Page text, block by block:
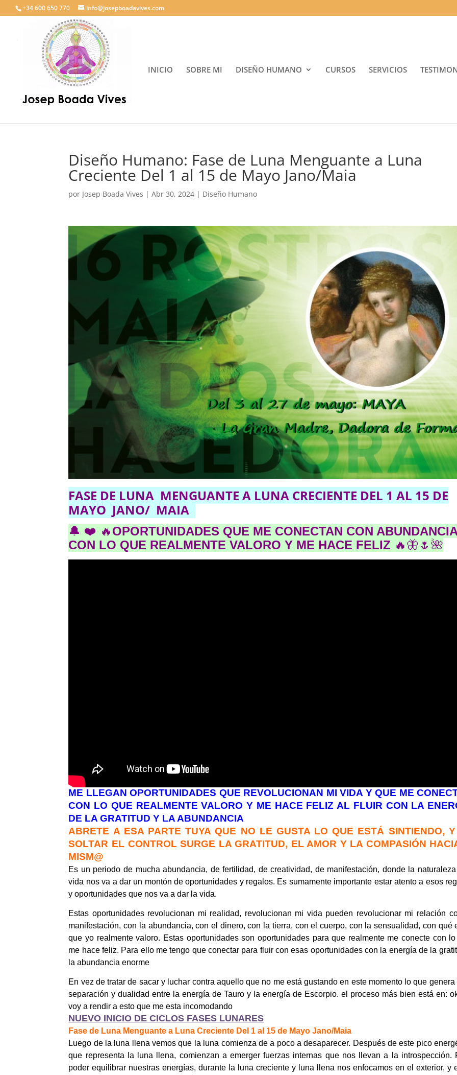
+34 600 650 770 info@josepboadavives.com
INICIO SOBRE MI DISEÑO HUMANO CURSOS SERVICIOS
Diseño Humano: Fase de Luna Menguante a Luna
Creciente Del 1 al 15 de Mayo Jano/Maia
por Josep Boada Vives |Abr 30, 2024 | Diseño Humano
FASE DE LUNA MENGUANTEA LUNA CRECIENTE DEL 1 AL 15 DE
MAYO JANO/ MAIA
🔔 ❤️ 🔥OPORTUNIDADES QUE ME CONECTAN CON
CON LO QUE REALMENTE VALORO Y ME HACE FELIZ 🔥🦋🌷🌺
ME LLEGAN OPORTUNIDADES QUE REVOLUCIONAN MI VIDA Y QUE ME
CON LO QUE REALMENTE VALORO Y ME HACE FELIZ AL FLUIR CON LA
DE LA GRATITUD Y LA ABUNDANCIA
ABRETE A ESA PARTE TUYA QUE NO LE GUSTA LO QUE ESTÁ SINTIENDO,
SOLTAR EL CONTROL SURGE LA GRATITUD, EL AMOR Y LA COMPASIÓN
MISM@
Es un periodo de mucha abundancia, de fertilidad, de creatividad, de manifestación, donde la
vida nos va a dar un montón de oportunidades y regalos. Es sumamente importante estar atento a esos
y oportunidades que nos va a dar la vida.
Estas oportunidades revolucionan mi realidad, revolucionan mi vida pueden revolucionar mi relación
manifestación, con la abundancia, con el dinero, con la tierra, con el cuerpo, con la sensualidad, con qué
que yo realmente valoro. Estas oportunidades son oportunidades para que realmente me conecte con
me hace feliz. Para ello me tengo que conectar para fluir con esas oportunidades con la energía de la
la abundancia enorme
En vez de tratar de sacar y luchar contra aquello que no me está gustando en este momento lo que genera
separación y dualidad entre la energía de Tauro y la energía de Escorpio. el proceso más bien está en:
voy a rendir a esto que me esta incomodando
NUEVO INICIO DE CICLOS FASES LUNARES
Fase de Luna Menguante a Luna Creciente Del 1 al 15 de Mayo Jano/Maia
Luego de la luna llena vemos que la luna comienza de a poco a desaparecer. Después de este pico
que representa la luna llena, comienzan a emerger fuerzas internas que nos llevan a la introspección.
poder equilibrar nuestras energías, durante la luna creciente y luna llena nos enfocamos en el exterior, y